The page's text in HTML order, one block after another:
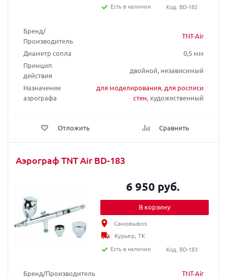
Бренд/
Производитель
TNT-Air
Диаметр сопла
0,5 мм
Принцип
действия
двойной, независимый
Назначение
аэрографа
для моделирования, для росписи
стен, художественный
Отложить Сравнить
Есть в наличии
Код: BD-182
Аэрограф TNT Air BD-183
Бренд/Производитель TNT-Air
6 950 руб.
В корзину
Самовывоз
Курьер, ТК
Есть в наличии
Код: BD-183